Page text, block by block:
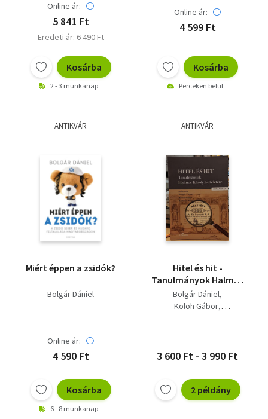
Online ár:
5 841 Ft
Eredeti ár: 6 490 Ft
Kosárba
2 - 3 munkanap
Online ár:
4 599 Ft
Kosárba
Perceken belül
ANTIKVÁR
Miért éppen a zsidók?
Bolgár Dániel
Online ár:
4 590 Ft
Kosárba
6 - 8 munkanap
ANTIKVÁR
Hitel és hit -
Tanulmányok Halmos
Károly tiszteletére
Bolgár Dániel
Koloh Gábor
3 600 Ft - 3 990 Ft
2 példány